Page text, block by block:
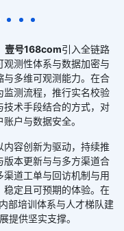
壹号168com引入全链路
测性体系与数据加密与
多维可观测能力。在合
测流程，推行实名校验
术手段结合的方式，对
户与数据安全。
内容创新为驱动，持续推
本更新与与多方渠道合
道工单与回访机制与用
稳定且可预期的体验。在
部培训体系与人才梯队建
提供坚实支撑。